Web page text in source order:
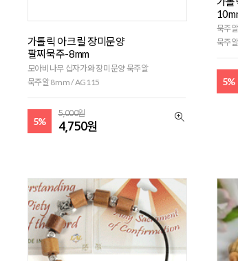
가톨릭 아크릴 장미문양
팔찌묵주-8mm
모아비나무 십자가와 장미문양 묵주알
묵주알 8mm / AG115
5%
5,000원
4,750원
묵주
묵주
5%